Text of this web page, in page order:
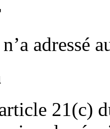
adressé
21(c)